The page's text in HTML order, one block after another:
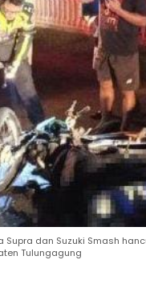
Supra dan Suzuki Smash
Tulungagung